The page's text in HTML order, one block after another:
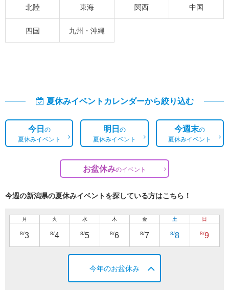
北陸 東海 関西 中国
四国 九州・沖縄
夏休みイベントカレンダーから絞り込む
今日の
夏休みイベント
明日の
夏休みイベント
今週末の
夏休みイベント
お盆休みのイベント
今週の新潟県の夏休みイベントを探している方はこちら！
月
8/3
火
8/4
水
8/5
木
8/6
金
8/7
土
8/8
日
8/9
今年のお盆休み